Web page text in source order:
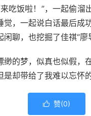
吃饭啦！”，一起偷溜
，一起说白话最后成
聊，也挖掘了佳祺“廖
的梦，似真也似假，
却带给了我难以忘怀
 赞(0)